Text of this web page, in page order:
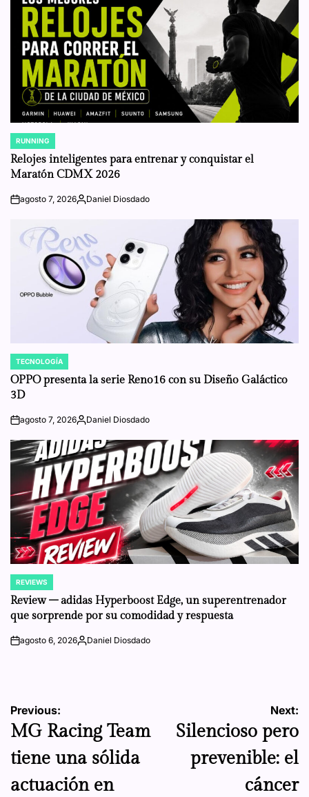
POSTED
IN
RUNNING
Relojes inteligentes para entrenar y conquistar el
Maratón CDMX 2026
onagosto 7, 2026Posted
Daniel Diosdado
POSTED
IN
TECNOLOGÍA
OPPO presenta la serie Reno16 con su Diseño Galáctico
3D
onagosto 7, 2026Posted
Daniel Diosdado
POSTED
IN
REVIEWS
Review – adidas Hyperboost Edge, un superentrenador
que sorprende por su comodidad y respuesta
onagosto 6, 2026Posted
Daniel Diosdado
Navegación
de
entradas
Previous:
MG Racing Team
tiene una sólida
actuación en
Next:
Silencioso pero
prevenible: el
cáncer